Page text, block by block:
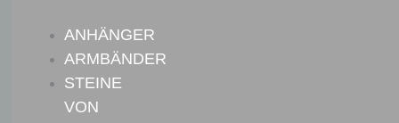
ANHÄNGER
ARMBÄNDER
STEINE
VON